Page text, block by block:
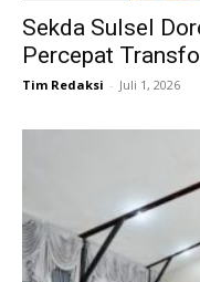
Sekda Sulsel
Percepat
Tim Redaksi - Juli 1, 2026